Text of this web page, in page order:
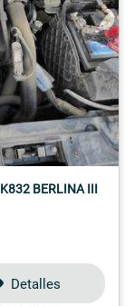
BERLINA III
Detalles